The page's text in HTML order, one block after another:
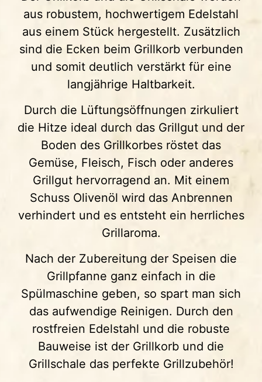
aus robustem, hochwertigem Edelstahl
aus einem Stück hergestellt. Zusätzlich
sind die Ecken beim Grillkorb verbunden
und somit deutlich verstärkt für eine
langjährige Haltbarkeit.
Durch die Lüftungsöffnungen zirkuliert
die Hitze ideal durch das Grillgut und der
Boden des Grillkorbes röstet das
Gemüse, Fleisch, Fisch oder anderes
Grillgut hervorragend an. Mit einem
Schuss Olivenöl wird das Anbrennen
verhindert und es entsteht ein herrliches
Grillaroma.
Nach der Zubereitung der Speisen die
Grillpfanne ganz einfach in die
Spülmaschine geben, so spart man sich
das aufwendige Reinigen. Durch den
rostfreien Edelstahl und die robuste
Bauweise ist der Grillkorb und die
Grillschale das perfekte Grillzubehör!